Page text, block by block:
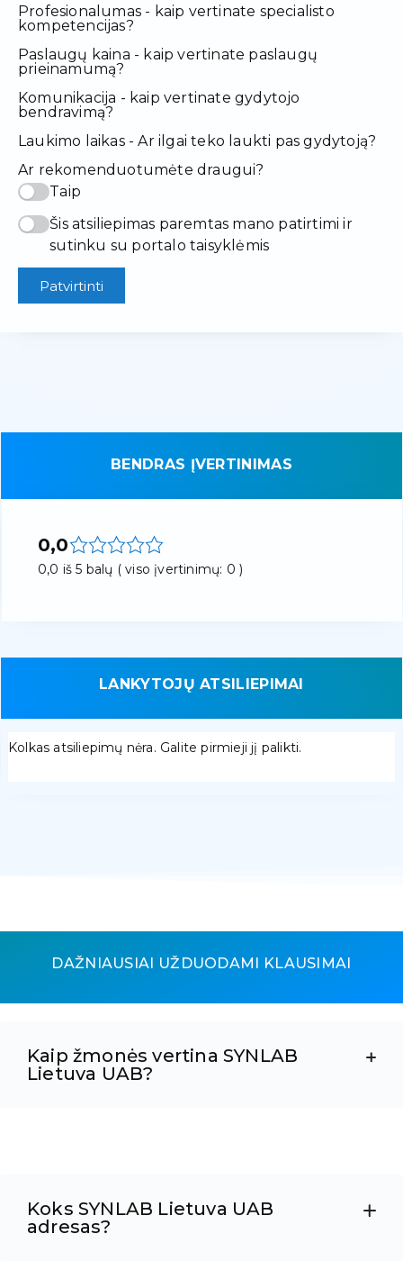
Profesionalumas - kaip vertinate specialisto
kompetencijas?
Paslaugų kaina - kaip vertinate paslaugų
prieinamumą?
Komunikacija - kaip vertinate gydytojo
bendravimą?
Laukimo laikas - Ar ilgai teko laukti pas gydytoją?
Ar rekomenduotumėte draugui?
Taip
Šis atsiliepimas paremtas mano patirtimi ir
sutinku su portalo taisyklėmis
Patvirtinti
BENDRAS ĮVERTINIMAS
0,0
0,0 iš 5 balų ( viso įvertinimų: 0 )
LANKYTOJŲ ATSILIEPIMAI
Kolkas atsiliepimų nėra. Galite pirmieji jį palikti.
DAŽNIAUSIAI UŽDUODAMI KLAUSIMAI
Kaip žmonės vertina SYNLAB
Lietuva UAB?
Koks SYNLAB Lietuva UAB
adresas?